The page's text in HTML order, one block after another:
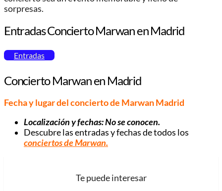
sorpresas.
Entradas Concierto Marwan en Madrid
Entradas
Concierto Marwan en Madrid
Fecha y lugar del concierto de Marwan Madrid
Localización y fechas: No se conocen.
Descubre las entradas y fechas de todos los
conciertos de Marwan.
Te puede interesar